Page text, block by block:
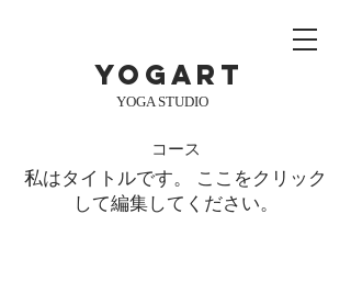
yogart
YOGA STUDIO
コース
私はタイトルです。 ​ここをクリック
して編集してください。